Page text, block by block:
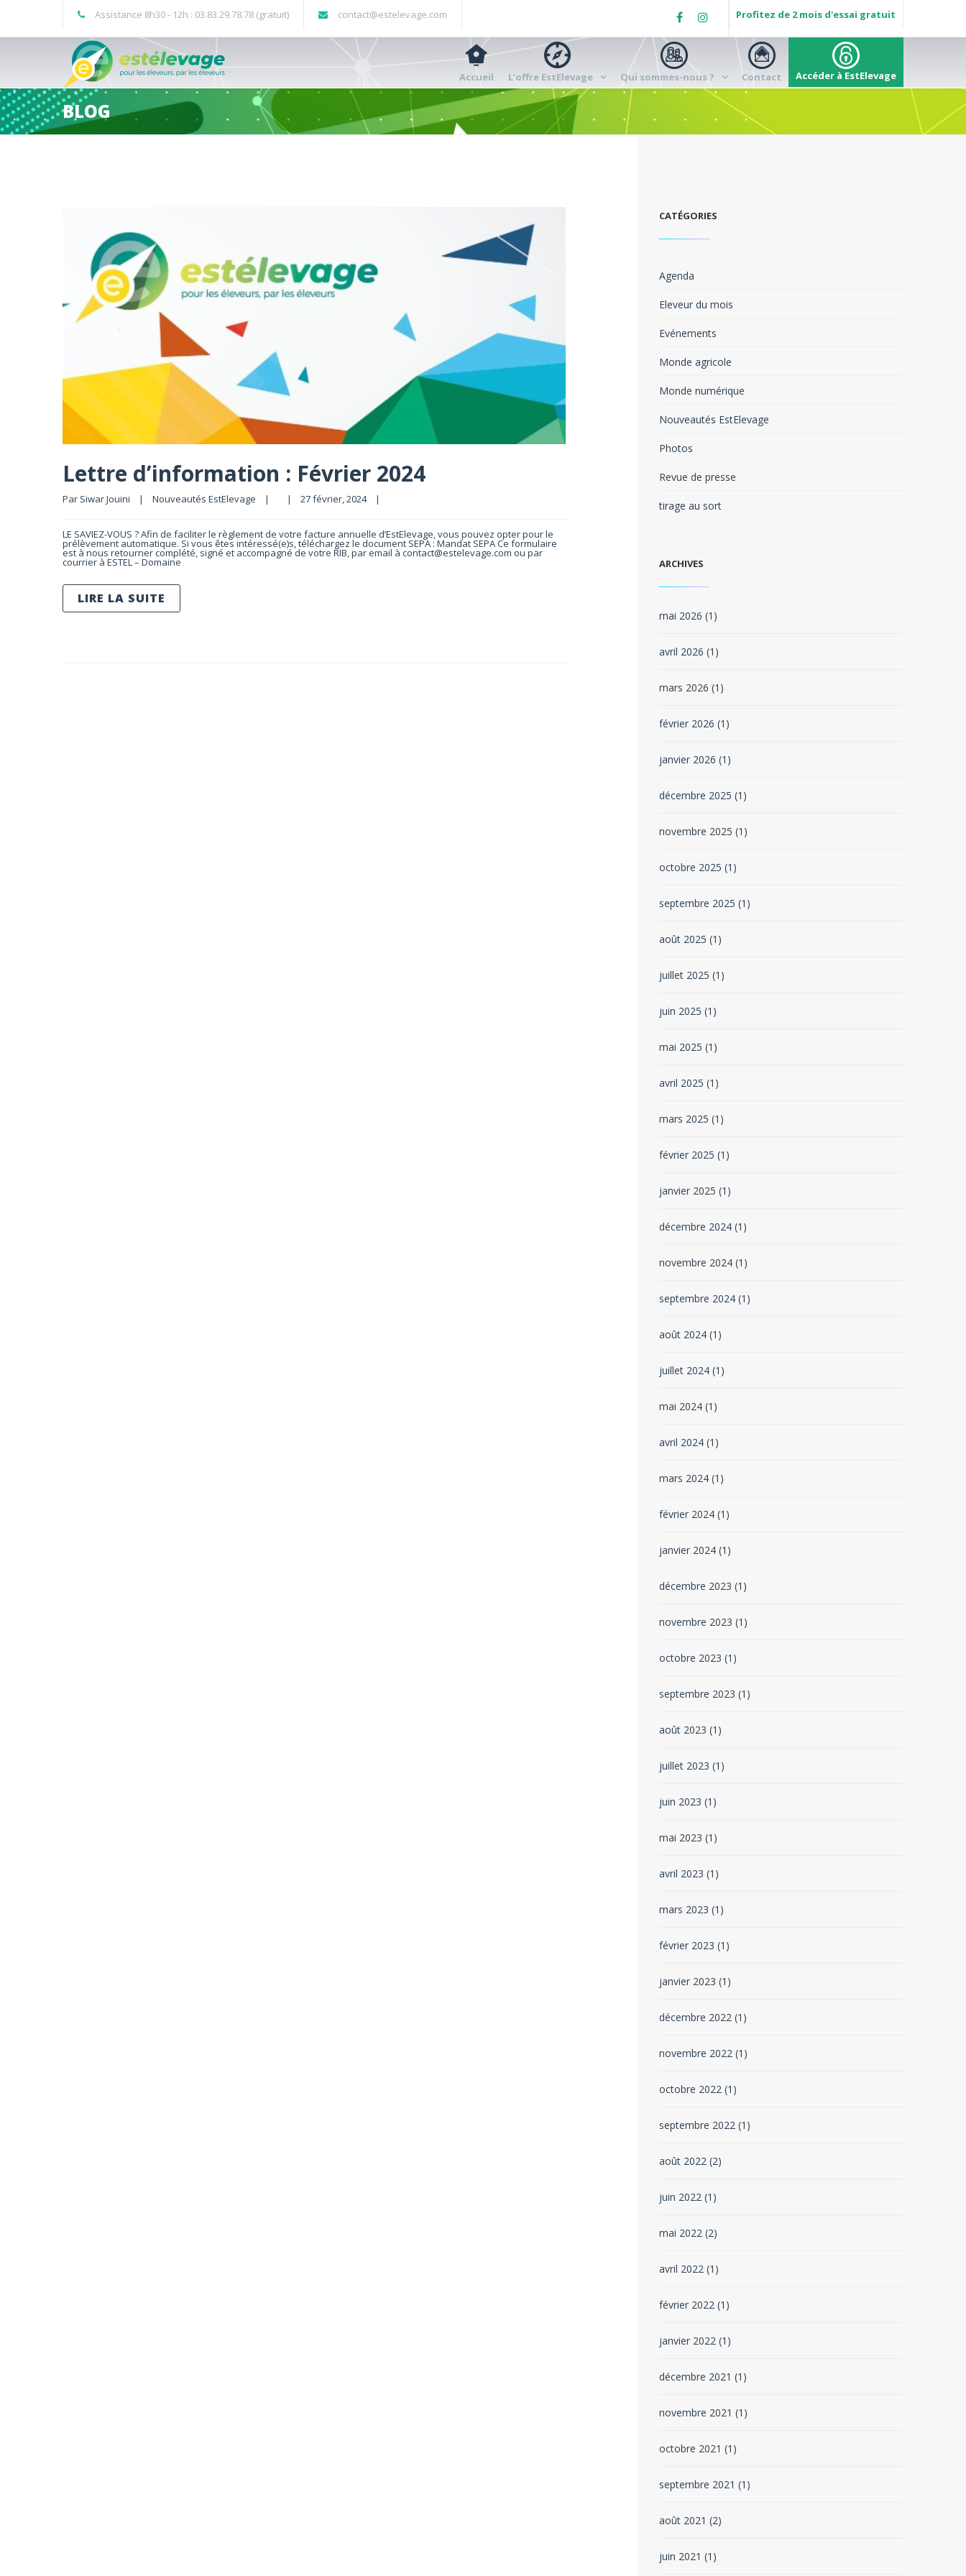
Assistance 8h30 - 12h : 03.83.29.78.78 (gratuit) contact@estelevage.com Profitez de 2 mois d'essai gratuit
Accueil L’offre EstElevage Qui sommes-nous ? Contact Accéder à EstElevage
BLOG
Lettre d’information : Février 2024
Par Siwar Jouini | Nouveautés EstElevage | | 27 février, 2024 |
LE SAVIEZ-VOUS ? Afin de faciliter le règlement de votre facture annuelle d’EstElevage, vous pouvez opter pour le
prélèvement automatique. Si vous êtes intéressé(e)s, téléchargez le document SEPA : Mandat SEPA Ce formulaire
est à nous retourner complété, signé et accompagné de votre RIB, par email à contact@estelevage.com ou par
courrier à ESTEL – Domaine
LIRE LA SUITE
CATÉGORIES
Agenda
Eleveur du mois
Evénements
Monde agricole
Monde numérique
Nouveautés EstElevage
Photos
Revue de presse
tirage au sort
ARCHIVES
mai 2026 (1)
avril 2026 (1)
mars 2026 (1)
février 2026 (1)
janvier 2026 (1)
décembre 2025 (1)
novembre 2025 (1)
octobre 2025 (1)
septembre 2025 (1)
août 2025 (1)
juillet 2025 (1)
juin 2025 (1)
mai 2025 (1)
avril 2025 (1)
mars 2025 (1)
février 2025 (1)
janvier 2025 (1)
décembre 2024 (1)
novembre 2024 (1)
septembre 2024 (1)
août 2024 (1)
juillet 2024 (1)
mai 2024 (1)
avril 2024 (1)
mars 2024 (1)
février 2024 (1)
janvier 2024 (1)
décembre 2023 (1)
novembre 2023 (1)
octobre 2023 (1)
septembre 2023 (1)
août 2023 (1)
juillet 2023 (1)
juin 2023 (1)
mai 2023 (1)
avril 2023 (1)
mars 2023 (1)
février 2023 (1)
janvier 2023 (1)
décembre 2022 (1)
novembre 2022 (1)
octobre 2022 (1)
septembre 2022 (1)
août 2022 (2)
juin 2022 (1)
mai 2022 (2)
avril 2022 (1)
février 2022 (1)
janvier 2022 (1)
décembre 2021 (1)
novembre 2021 (1)
octobre 2021 (1)
septembre 2021 (1)
août 2021 (2)
juin 2021 (1)